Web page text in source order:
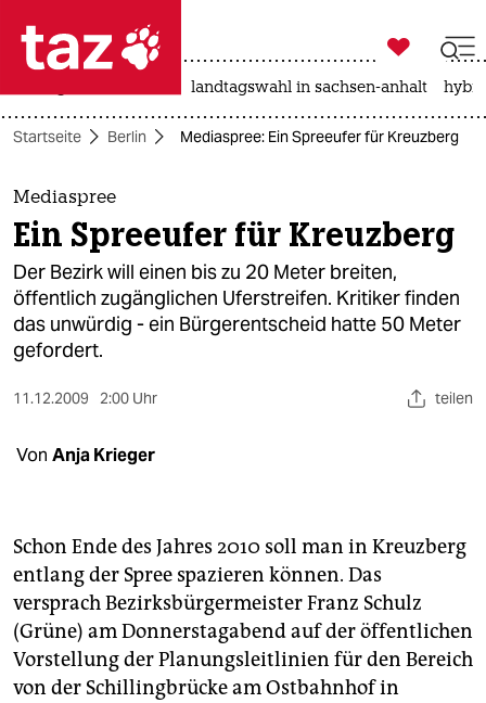
 taz zahl ich
taz zahl ich
themen
politik
öko
gesellschaft
kultur
sport
nord
wahrheit
verlag
verlag

taz zahl ich
landtagswahl in sachsen-anhalt
Startseite Berlin Mediaspree: Ein Spreeufer für Kreuzberg
Mediaspree
Ein Spreeufer für Kreuzberg
Der Bezirk will einen bis zu 20 Meter breiten,
öffentlich zugänglichen Uferstreifen. Kritiker finden
das unwürdig - ein Bürgerentscheid hatte 50 Meter
gefordert.
11.12.2009 2:00 Uhr teilen
Von Anja Krieger
Schon Ende des Jahres 2010 soll man in Kreuzberg
entlang der Spree spazieren können. Das
versprach Bezirksbürgermeister Franz Schulz
(Grüne) am Donnerstagabend auf der öffentlichen
Vorstellung der Planungsleitlinien für den Bereich
von der Schillingbrücke am Ostbahnhof in